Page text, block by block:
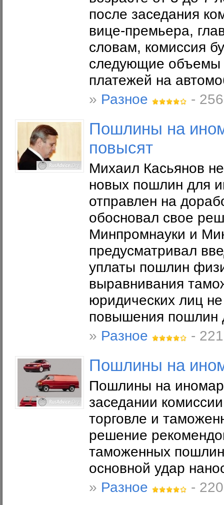
после заседания
вице-премьера,
словам, комиссия
следующие объемы
платежей на
» Разное -
Пошлины на
повысят
Михаил Касьянов
новых пошлин для
отправлен на
обосновал свое
Минпромнауки и
предусматривал
уплаты пошлин
выравнивания
юридических лиц
повышения пошлин
» Разное -
Пошлины на
Пошлины на
заседании
торговле и
решение
таможенных
основной удар
» Разное -